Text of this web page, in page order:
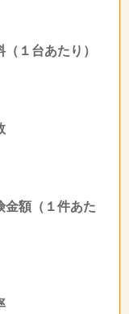
（１台あたり）
金額（１件あた